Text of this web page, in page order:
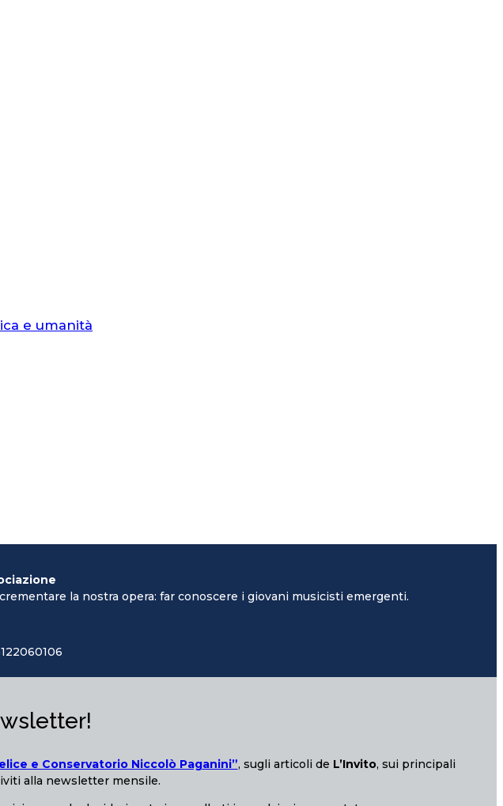
e umanità
la nostra opera: far conoscere i giovani musicisti emergenti.
e Conservatorio Niccolò Paganini”, sugli articoli de L’Invito, sui principali
alla newsletter mensile.